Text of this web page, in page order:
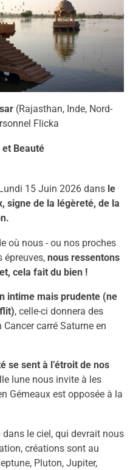
(Rajasthan, Inde, Nord-
Flicka
et Beauté
Lundi 15 Juin 2026 dans le
, signe de la légèreté, de la
où nous - ou nos proches
épreuves, nous ressentons
cela fait du bien !
intime mais prudente (ne
), celle-ci donnera des
carré Saturne en
se sent à l’étroit de nos
lune nous invite à les
Gémeaux est opposée à la
dans le ciel, qui devrait nous
créations sont au
Pluton, Jupiter,